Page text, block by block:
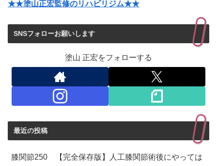
★★塗山正宏監修のリハビリジム★★
SNSフォローお願いします
塗山 正宏をフォローする
最近の投稿
膝関節250 【完全保存版】人工膝関節術後にやっては